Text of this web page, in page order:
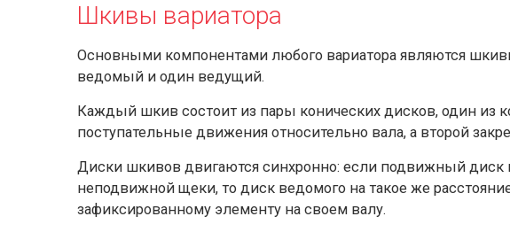
Шкивы вариатора
Основными компонентами любого вариатора являются
ведомый и один ведущий.
Каждый шкив состоит из пары конических дисков, один из
поступательные движения относительно вала, а второй
Диски шкивов двигаются синхронно: если подвижный диск
неподвижной щеки, то диск ведомого на такое же
зафиксированному элементу на своем валу.